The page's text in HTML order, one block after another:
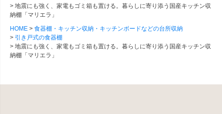
地震にも強く、家電もゴミ箱も置ける。暮らしに寄り添う国産キッチン収
納棚「マリエラ」
HOME
食器棚・キッチン収納・キッチンボードなどの台所収納
引き戸式の食器棚
地震にも強く、家電もゴミ箱も置ける。暮らしに寄り添う国産キッチン収
納棚「マリエラ」